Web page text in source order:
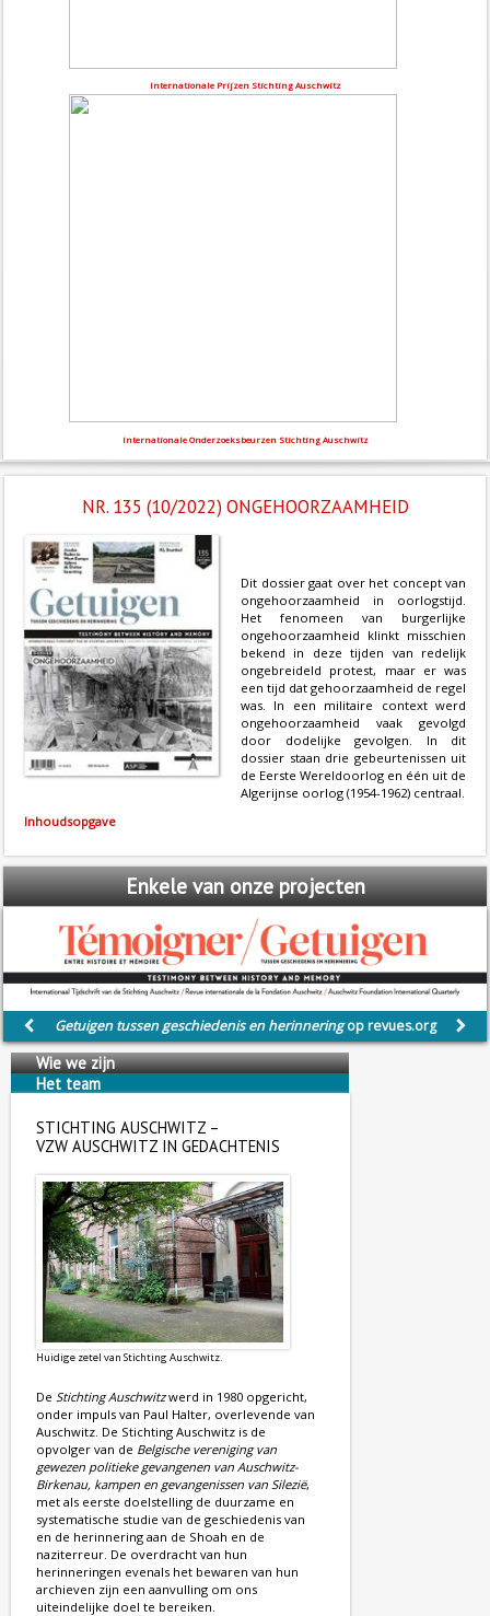
Internationale Prijzen Stichting Auschwitz
Internationale Onderzoeksbeurzen Stichting Auschwitz
NR. 135 (10/2022) ONGEHOORZAAMHEID
Dit dossier gaat over het concept van
ongehoorzaamheid in oorlogstijd.
Het fenomeen van burgerlijke
ongehoorzaamheid klinkt misschien
bekend in deze tijden van redelijk
ongebreideld protest, maar er was
een tijd dat gehoorzaamheid de regel
was. In een militaire context werd
ongehoorzaamheid vaak gevolgd
door dodelijke gevolgen. In dit
dossier staan drie gebeurtenissen uit
de Eerste Wereldoorlog en één uit de
Algerijnse oorlog (1954-1962) centraal.
Inhoudsopgave
Enkelevan onze projecten
Getuigen tussen geschiedenis en herinneringop revues.org
Wie we zijn
Het team
STICHTING AUSCHWITZ –
VZW AUSCHWITZ IN GEDACHTENIS
Huidige zetel van Stichting Auschwitz.
De Stichting Auschwitzwerd in 1980 opgericht,
onder impuls van Paul Halter, overlevende van
Auschwitz. De Stichting Auschwitz is de
opvolger van de Belgische vereniging van
gewezen politieke gevangenen van Auschwitz-
Birkenau, kampen en gevangenissen van Silezië,
met als eerste doelstelling de duurzame en
systematische studie van de geschiedenis van
en de herinnering aan de Shoah en de
naziterreur. De overdracht van hun
herinneringen evenals het bewaren van hun
archieven zijn een aanvulling om ons
uiteindelijke doel te bereiken.